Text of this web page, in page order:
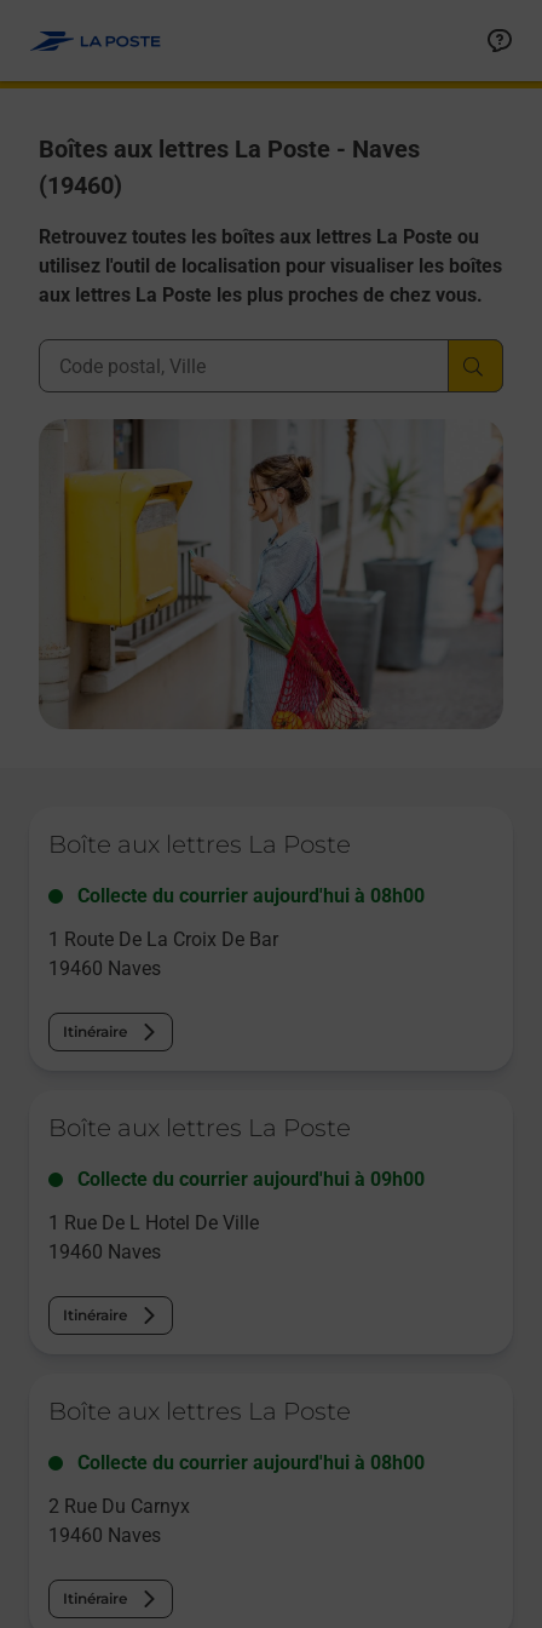
Boîtes aux lettres La Poste - Naves
(19460)
Retrouvez toutes les boîtes aux lettres La Poste ou
utilisez l'outil de localisation pour visualiser les boîtes
aux lettres La Poste les plus proches de chez vous.
Ville, Département, Code Postal
Boîte aux lettres La Poste
Collecte du courrier aujourd'hui à 08h00
1 Route De La Croix De Bar
19460 Naves
Itinéraire
Boîte aux lettres La Poste
Collecte du courrier aujourd'hui à 09h00
1 Rue De L Hotel De Ville
19460 Naves
Itinéraire
Boîte aux lettres La Poste
Collecte du courrier aujourd'hui à 08h00
2 Rue Du Carnyx
19460 Naves
Itinéraire